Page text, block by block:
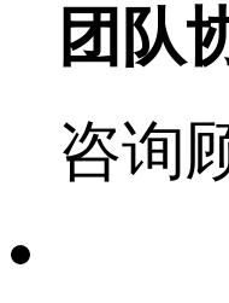
团队
咨询